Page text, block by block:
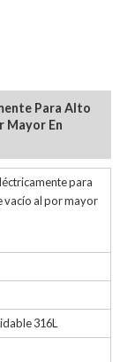
Para Alto
Mayor En
para
vacío al por mayor
316L